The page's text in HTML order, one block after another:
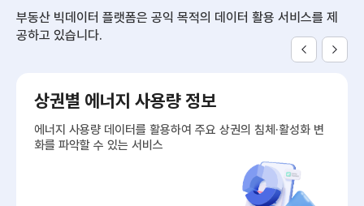
부동산 빅데이터 플랫폼은 공익 목적의 데이터 활용 서비스를 제
공하고 있습니다.
상권별 에너지 사용량 정보
에너지 사용량 데이터를 활용하여 주요 상권의 침체·활성화 변
화를 파악할 수 있는 서비스